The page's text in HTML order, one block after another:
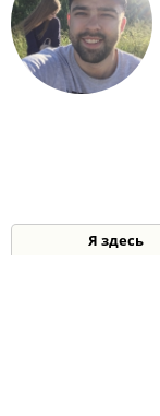
Я здесь